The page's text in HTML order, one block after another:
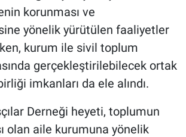
korunması ve
yönelik yürütülen faaliyetler
kurum ile sivil toplum
gerçekleştirilebilecek ortak
imkanları da ele alındı.
Derneği heyeti, toplumun
olan aile kurumuna yönelik